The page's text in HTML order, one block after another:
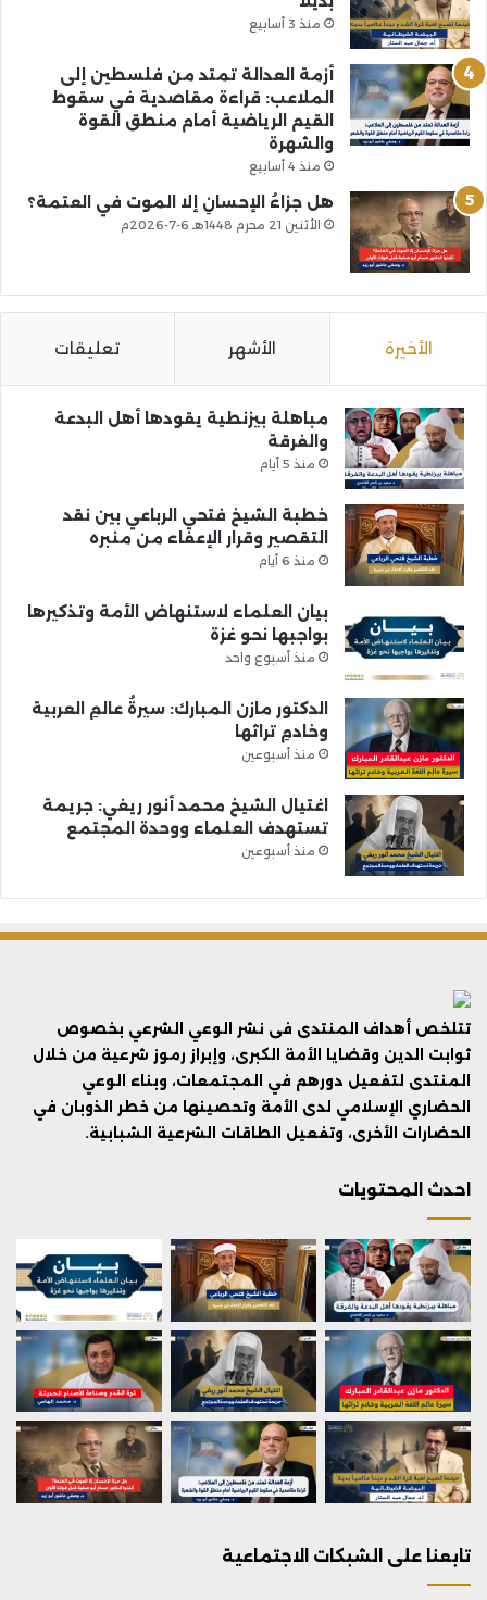
منذ 3 أسابيع
أزمة العدالة تمتد من فلسطين إلى
الملاعب: قراءة مقاصدية في سقوط
القيم الرياضية أمام منطق القوة
والشهرة
منذ 4 أسابيع
هل جزاءُ الإحسانِ إلا الموت في العتمة؟
الأثنين 21 محرم 1448هـ 6-7-2026م
الأخيرة الأشهر تعليقات
مباهلة بيزنطية يقودها أهل البدعة
والفرقة
منذ 5 أيام
خطبة الشيخ فتحي الرباعي بين نقد
التقصير وقرار الإعفاء من منبره
منذ 6 أيام
بيان العلماء لاستنهاض الأمة وتذكيرها
بواجبها نحو غزة
منذ أسبوع واحد
الدكتور مازن المبارك: سيرةُ عالمِ العربية
وخادمِ تراثها
منذ أسبوعين
اغتيال الشيخ محمد أنور ريغي: جريمة
تستهدف العلماء ووحدة المجتمع
منذ أسبوعين
تتلخص أهداف المنتدى فى نشر الوعي الشرعي بخصوص
ثوابت الدين وقضايا الأمة الكبرى، وإبراز رموز شرعية من خلال
المنتدى لتفعيل دورهم في المجتمعات، وبناء الوعي
الحضاري الإسلامي لدى الأمة وتحصينها من خطر الذوبان في
الحضارات الأخرى، وتفعيل الطاقات الشرعية الشبابية.
احدث المحتويات
تابعنا على الشبكات الاجتماعية